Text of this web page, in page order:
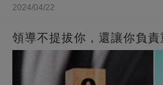
2024/04/22
領導不提拔你，還讓你負